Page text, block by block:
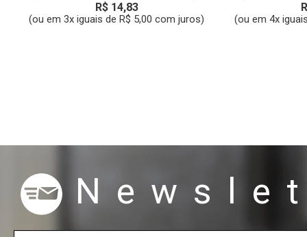
R$ 14,83
(ou em 3x iguais de R$ 5,00 com juros) (ou em 4x